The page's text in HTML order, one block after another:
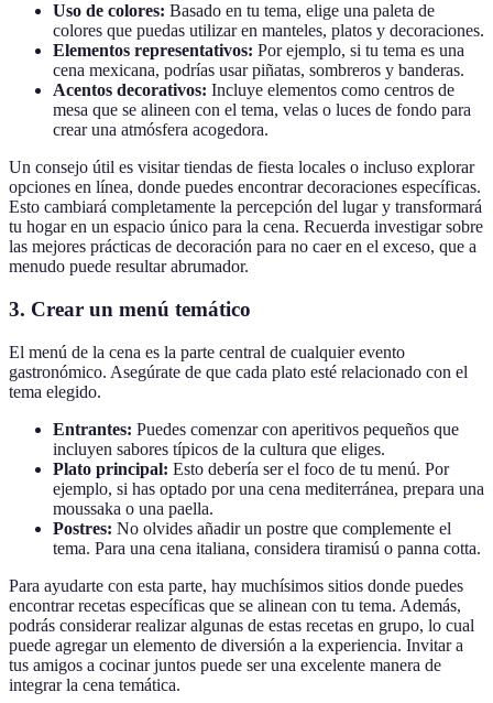
Uso de colores: Basado en tu tema, elige una paleta de
colores que puedas utilizar en manteles, platos y decoraciones.
Elementos representativos: Por ejemplo, si tu tema es una
cena mexicana, podrías usar piñatas, sombreros y banderas.
Acentos decorativos: Incluye elementos como centros de
mesa que se alineen con el tema, velas o luces de fondo para
crear una atmósfera acogedora.
Un consejo útil es visitar tiendas de fiesta locales o incluso explorar
opciones en línea, donde puedes encontrar decoraciones específicas.
Esto cambiará completamente la percepción del lugar y transformará
tu hogar en un espacio único para la cena. Recuerda investigar sobre
las mejores prácticas de decoración para no caer en el exceso, que a
menudo puede resultar abrumador.
3. Crear un menú temático
El menú de la cena es la parte central de cualquier evento
gastronómico. Asegúrate de que cada plato esté relacionado con el
tema elegido.
Entrantes: Puedes comenzar con aperitivos pequeños que
incluyen sabores típicos de la cultura que eliges.
Plato principal: Esto debería ser el foco de tu menú. Por
ejemplo, si has optado por una cena mediterránea, prepara una
moussaka o una paella.
Postres: No olvides añadir un postre que complemente el
tema. Para una cena italiana, considera tiramisú o panna cotta.
Para ayudarte con esta parte, hay muchísimos sitios donde puedes
encontrar recetas específicas que se alinean con tu tema. Además,
podrás considerar realizar algunas de estas recetas en grupo, lo cual
puede agregar un elemento de diversión a la experiencia. Invitar a
tus amigos a cocinar juntos puede ser una excelente manera de
integrar la cena temática.